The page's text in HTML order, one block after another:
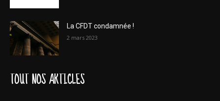
La CFDT condamnée !
2 mars 2023
TOUT NOS ARTICLES